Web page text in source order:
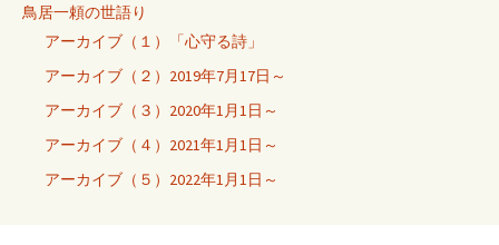
鳥居一頼の世語り
アーカイブ（１）「心守る詩」
アーカイブ（２）2019年7月17日～
アーカイブ（３）2020年1月1日～
アーカイブ（４）2021年1月1日～
アーカイブ（５）2022年1月1日～